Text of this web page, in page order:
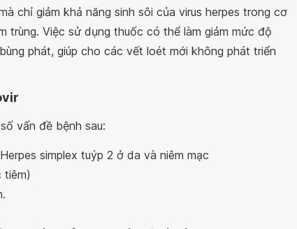
chỉ giảm khả năng sinh sôi của virus herpes trong cơ
trùng. Việc sử dụng thuốc có thể làm giảm mức độ
phát, giúp cho các vết loét mới không phát triển
vấn đề bệnh sau:
simplex tuýp 2 ở da và niêm mạc
tiêm)